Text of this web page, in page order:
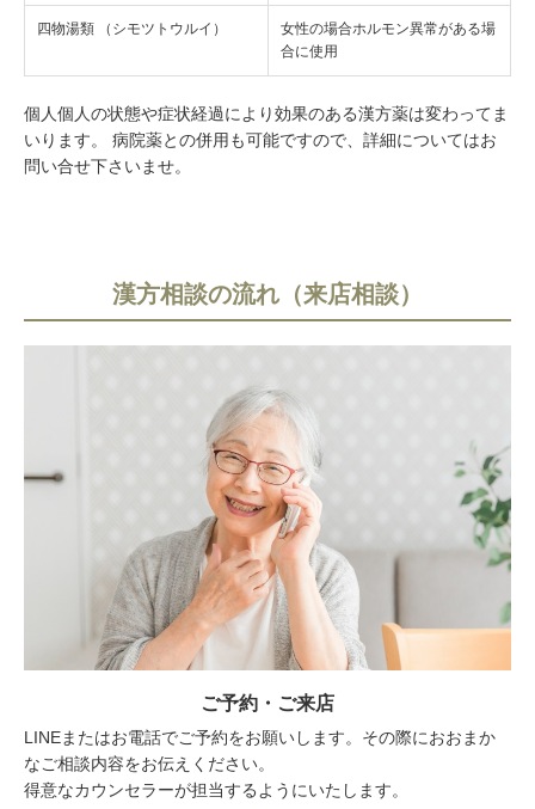
四物湯類 （シモツトウルイ）
女性の場合ホルモン異常がある場
合に使用
個人個人の状態や症状経過により効果のある漢方薬は変わってま
いります。 病院薬との併用も可能ですので、詳細についてはお
問い合せ下さいませ。
漢方相談の流れ（来店相談）
ご予約・ご来店
LINEまたはお電話でご予約をお願いします。その際におおまか
なご相談内容をお伝えください。
得意なカウンセラーが担当するようにいたします。